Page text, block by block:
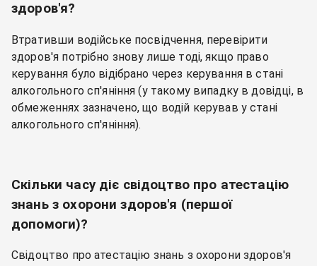
здоров'я?
Втративши водійське посвідчення, перевірити
здоров'я потрібно знову лише тоді, якщо право
керування було відібрано через керування в стані
алкогольного сп'яніння (у такому випадку в довідці, в
обмеженнях зазначено, що водій керував у стані
алкогольного сп'яніння).
Скільки часу діє свідоцтво про атестацію
знань з охорони здоров'я (першої
допомоги)?
Свідоцтво про атестацію знань з охорони здоров'я